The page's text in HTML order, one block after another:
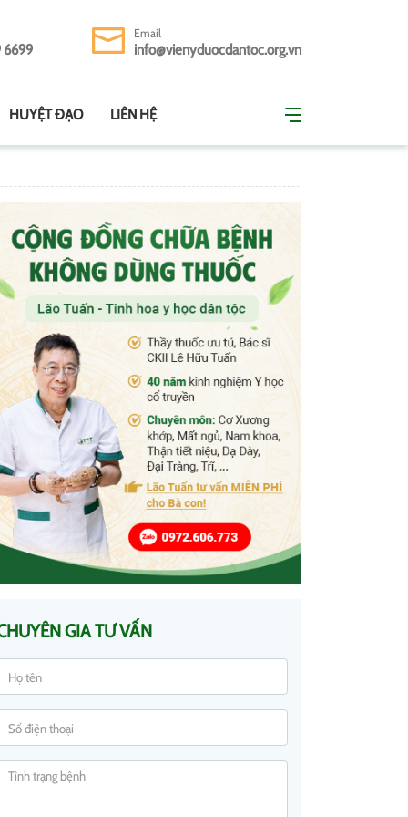
6699
Email
info@vienyduocdantoc.org.vn
HUYỆT ĐẠO LIÊN HỆ
GIA TƯ VẤN